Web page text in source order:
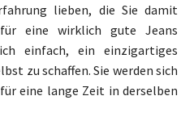
lieben, die Sie damit
eine wirklich gute Jeans
einfach, ein einzigartiges
zu schaffen. Sie werden sich
eine lange Zeit in derselben